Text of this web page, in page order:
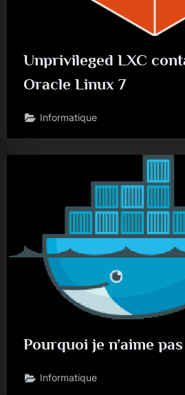
Unprivileged LXC
Oracle Linux 7
Informatique
Pourquoi je n’aime
Informatique